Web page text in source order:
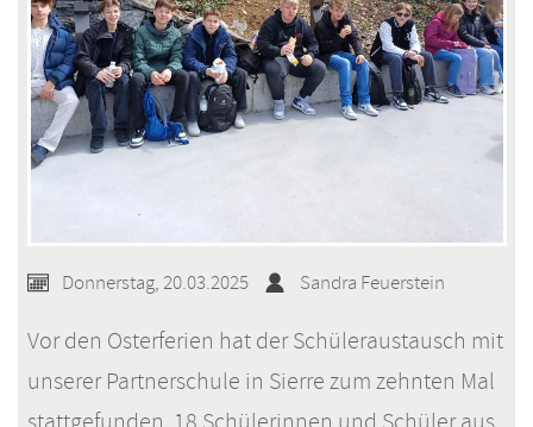
Donnerstag, 20.03.2025 Sandra Feuerstein
Vor den Osterferien hat der Schüleraustausch mit
unserer Partnerschule in Sierre zum zehnten Mal